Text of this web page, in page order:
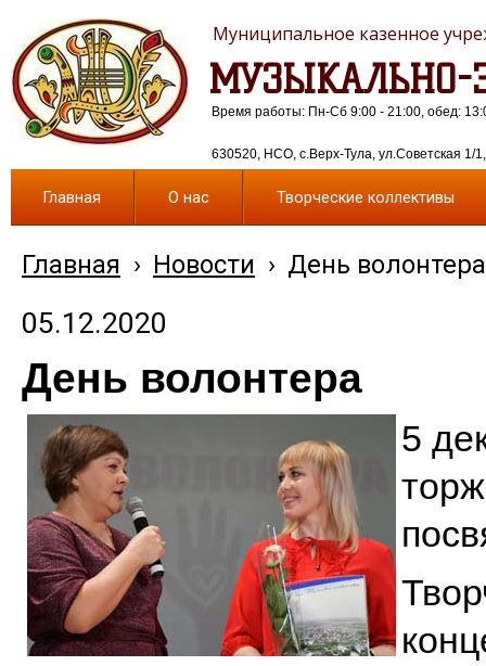
МУЗЫКАЛЬНО-
Муниципальное казенное
630520, НСО, с.Верх-Тула, ул.Советская 1/
Время работы: Пн-Сб 9:00 - 21:00, обед:
Главная О нас Творческие коллективы
Главная › Новости › День волонтера
05.12.2020
День волонтера
5